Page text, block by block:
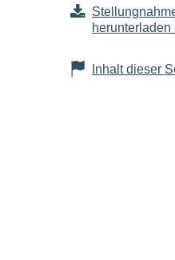
herunterladen
Inhalt dieser